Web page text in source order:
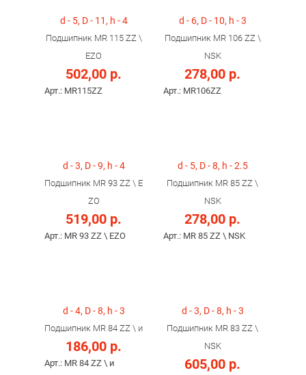
d - 5, D - 11, h - 4
Подшипник MR 115 ZZ \
EZO
502,00 р.
Арт.: MR115ZZ
d - 6, D - 10, h - 3
Подшипник MR 106 ZZ \
NSK
278,00 р.
Арт.: MR106ZZ
d - 3, D - 9, h - 4
Подшипник MR 93 ZZ \ E
ZO
519,00 р.
Арт.: MR 93 ZZ \ EZO
d - 5, D - 8, h - 2.5
Подшипник MR 85 ZZ \
NSK
278,00 р.
Арт.: MR 85 ZZ \ NSK
d - 4, D - 8, h - 3
Подшипник MR 84 ZZ \ и
186,00 р.
Арт.: MR 84 ZZ \ и
d - 3, D - 8, h - 3
Подшипник MR 83 ZZ \
NSK
605,00 р.